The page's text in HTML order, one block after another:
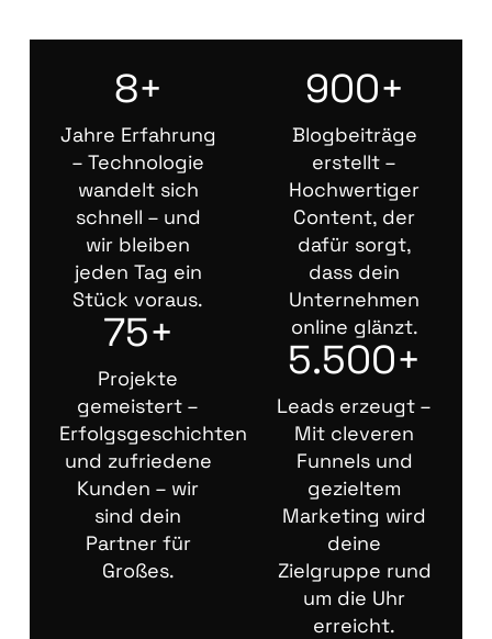
8+
Jahre Erfahrung
– Technologie
wandelt sich
schnell – und
wir bleiben
jeden Tag ein
Stück voraus.
75+
Projekte
gemeistert –
Erfolgsgeschichten
und zufriedene
Kunden – wir
sind dein
Partner für
Großes.
900+
Blogbeiträge
erstellt –
Hochwertiger
Content, der
dafür sorgt,
dass dein
Unternehmen
online glänzt.
5.500+
Leads erzeugt –
Mit cleveren
Funnels und
gezieltem
Marketing wird
deine
Zielgruppe rund
um die Uhr
erreicht.